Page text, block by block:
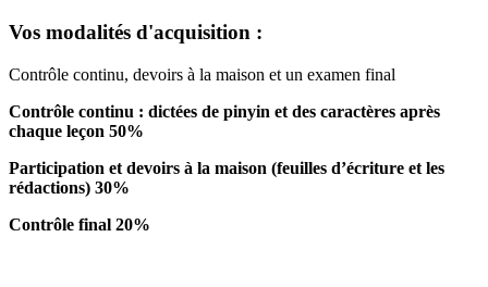
Vos modalités d'acquisition :
Contrôle continu, devoirs à la maison et un examen final
Contrôle continu : dictées de pinyin et des caractères après
chaque leçon 50%
Participation et devoirs à la maison (feuilles d’écriture et les
rédactions) 30%
Contrôle final 20%